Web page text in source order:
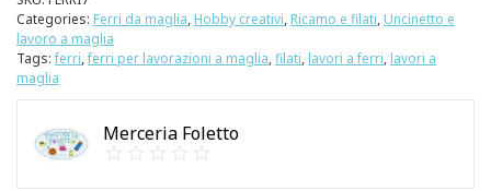
Categories: Ferri da maglia, Hobby creativi, Ricamo e filati, Uncinetto e
lavoro a maglia
Tags:ferri,ferri per lavorazioni a maglia,filati, lavori a ferri, lavori a
maglia
Merceria Foletto